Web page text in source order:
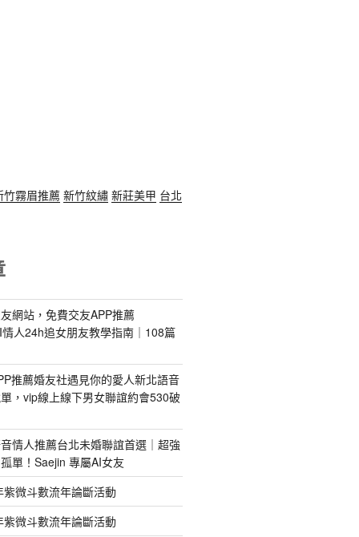
竹霧眉推薦 新竹紋繡 新莊美甲 台北
網站，免費交友APP推薦
人24h追女朋友教學指南｜108篇
推薦婚友社遇見你的愛人新北語音
，vip線上線下男女聯誼約會530破
情人推薦台北未婚聯誼首選｜超強
單！Saejin 專屬AI女友
微斗數流年論斷活動
微斗數流年論斷活動